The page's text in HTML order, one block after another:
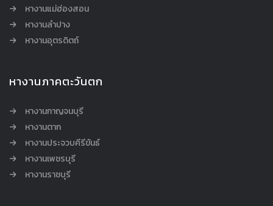
หางานแม่ฮ่องสอน
หางานลำปาง
หางานอุตรดิตถ์
หางานภาคตะวันตก
หางานกาญจนบุรี
หางานตาก
หางานประจวบคีรีขันธ์
หางานเพชรบุรี
หางานราชบุรี